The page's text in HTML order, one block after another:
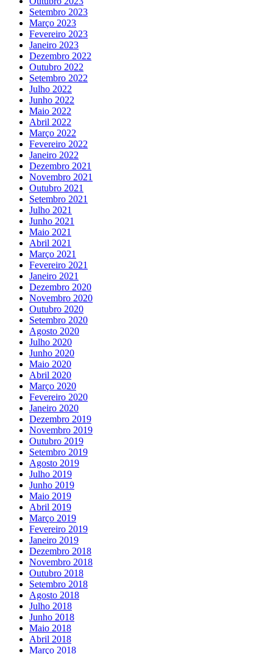
Setembro 2023
Março 2023
Fevereiro 2023
Janeiro 2023
Dezembro 2022
Outubro 2022
Setembro 2022
Julho 2022
Junho 2022
Maio 2022
Abril 2022
Março 2022
Fevereiro 2022
Janeiro 2022
Dezembro 2021
Novembro 2021
Outubro 2021
Setembro 2021
Julho 2021
Junho 2021
Maio 2021
Abril 2021
Março 2021
Fevereiro 2021
Janeiro 2021
Dezembro 2020
Novembro 2020
Outubro 2020
Setembro 2020
Agosto 2020
Julho 2020
Junho 2020
Maio 2020
Abril 2020
Março 2020
Fevereiro 2020
Janeiro 2020
Dezembro 2019
Novembro 2019
Outubro 2019
Setembro 2019
Agosto 2019
Julho 2019
Junho 2019
Maio 2019
Abril 2019
Março 2019
Fevereiro 2019
Janeiro 2019
Dezembro 2018
Novembro 2018
Outubro 2018
Setembro 2018
Agosto 2018
Julho 2018
Junho 2018
Maio 2018
Abril 2018
Março 2018